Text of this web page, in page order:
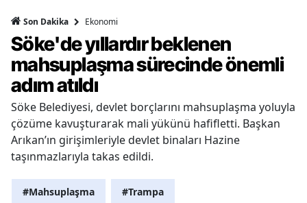
Son Dakika Ekonomi
Söke'de yıllardır beklenen
mahsuplaşma sürecinde önemli
adım atıldı
Söke Belediyesi, devlet borçlarını mahsuplaşma yoluyla
çözüme kavuşturarak mali yükünü hafifletti. Başkan
Arıkan’ın girişimleriyle devlet binaları Hazine
taşınmazlarıyla takas edildi.
#Mahsuplaşma #Trampa